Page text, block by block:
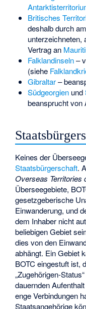
Britisches
deshalb durch
unterzeichneten,
Vertrag an
Falklandinseln–
(siehe
Gibraltar–
Südgeorgienund
beansprucht von
Keines der
Staatsbürgerschaft.
Overseas Territories
Überseegebiete,
gesetzgeberische
Einwanderung, und
dem Inhaber nicht
beliebigen Gebiet
dies von den
abhängt. Ein Gebiet
BOTC eingestuft ist,
„Zugehörigen-
dauernden
enge Verbindungen
Staatsangehörige